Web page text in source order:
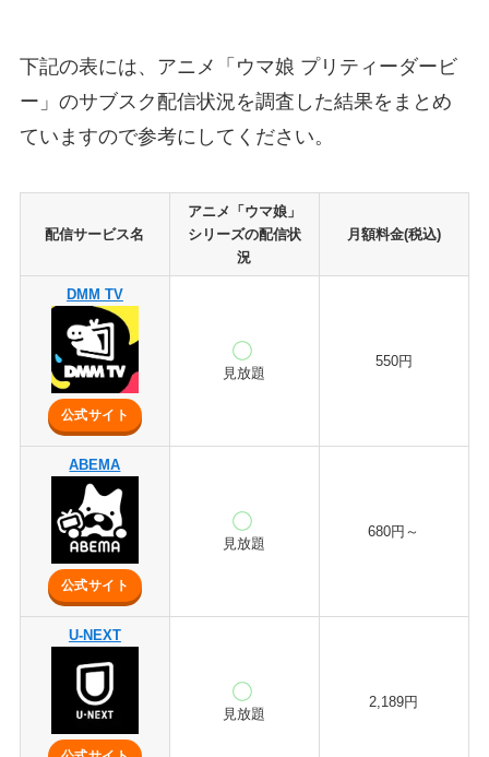
下記の表には、アニメ「ウマ娘 プリティーダービ
ー」のサブスク配信状況を調査した結果をまとめ
ていますので参考にしてください。
配信サービス名
アニメ「ウマ娘」
シリーズの配信状
況
月額料金(税込)
DMM TV
公式サイト
見放題
550円
ABEMA
公式サイト
見放題
680円～
U-NEXT
見放題
2,189円